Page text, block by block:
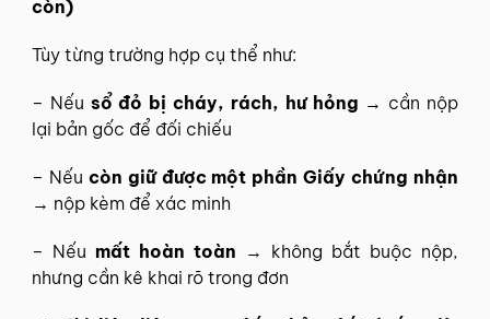
còn)
Tùy từng trường hợp cụ thể như:
– Nếu sổ đỏ bị cháy, rách, hư hỏng → cần nộp
lại bản gốc để đối chiếu
– Nếu còn giữ được một phần Giấy chứng nhận
→ nộp kèm để xác minh
– Nếu mất hoàn toàn → không bắt buộc nộp,
nhưng cần kê khai rõ trong đơn